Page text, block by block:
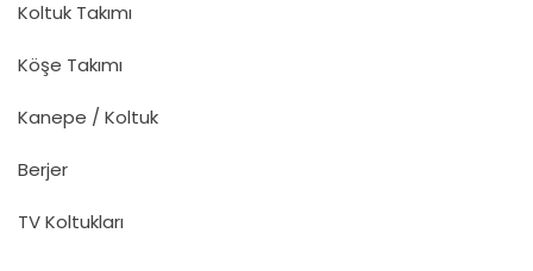
Koltuk Takımı
Köşe Takımı
Kanepe / Koltuk
Berjer
TV Koltukları